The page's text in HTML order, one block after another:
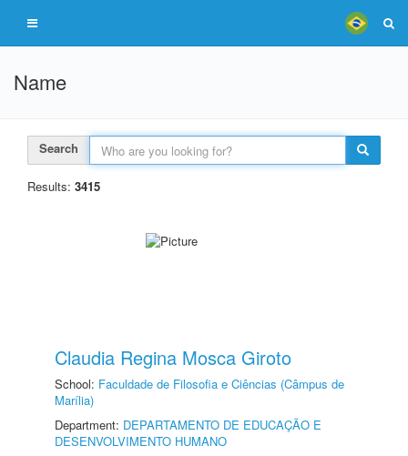
Name
Search
Results: 3415
Claudia Regina Mosca Giroto
School: Faculdade de Filosofia e Ciências (Câmpus de
Marília)
Department: DEPARTAMENTO DE EDUCAÇÃO E
DESENVOLVIMENTO HUMANO